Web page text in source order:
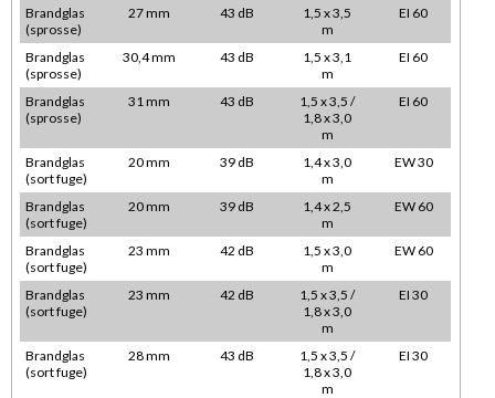
Brandglas
(sprosse)
27 mm 43 dB
1,5 x 3,5
m
EI 60
Brandglas
(sprosse)
30,4 mm 43 dB
1,5 x 3,1
m
EI 60
Brandglas
(sprosse)
31 mm 43 dB
1,5 x 3,5 /
1,8 x 3,0
m
EI 60
Brandglas
(sort fuge)
20 mm 39 dB
1,4 x 3,0
m
EW 30
Brandglas
(sort fuge)
20 mm 39 dB
1,4 x 2,5
m
EW 60
Brandglas
(sort fuge)
23 mm 42 dB
1,5 x 3,0
m
EW 60
Brandglas
(sort fuge)
23 mm 42 dB
1,5 x 3,5 /
1,8 x 3,0
m
EI 30
Brandglas
(sort fuge)
28 mm 43 dB
1,5 x 3,5 /
1,8 x 3,0
m
EI 30